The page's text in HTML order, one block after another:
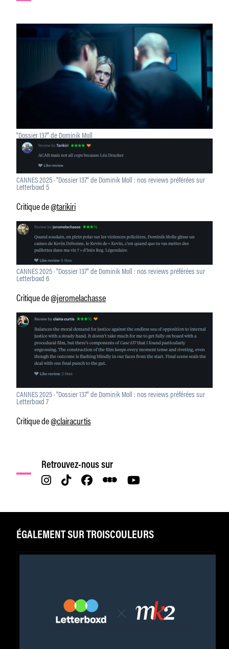
"Dossier 137" de Dominik Moll
CANNES 2025 · "Dossier 137" de Dominik Moll : nos reviews préférées sur
Letterboxd 5
Critique de@tarikiri
CANNES 2025 · "Dossier 137" de Dominik Moll : nos reviews préférées sur
Letterboxd 6
Critique de@jeromelachasse
CANNES 2025 · "Dossier 137" de Dominik Moll : nos reviews préférées sur
Letterboxd 7
Critique de@clairacurtis
Retrouvez-nous sur
ÉGALEMENT SUR TROISCOULEURS